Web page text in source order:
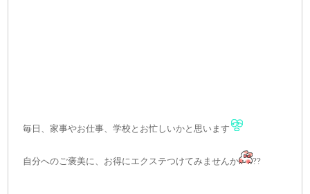
毎日、家事やお仕事、学校とお忙しいかと思います
自分へのご褒美に、お得にエクステつけてみませんか ??